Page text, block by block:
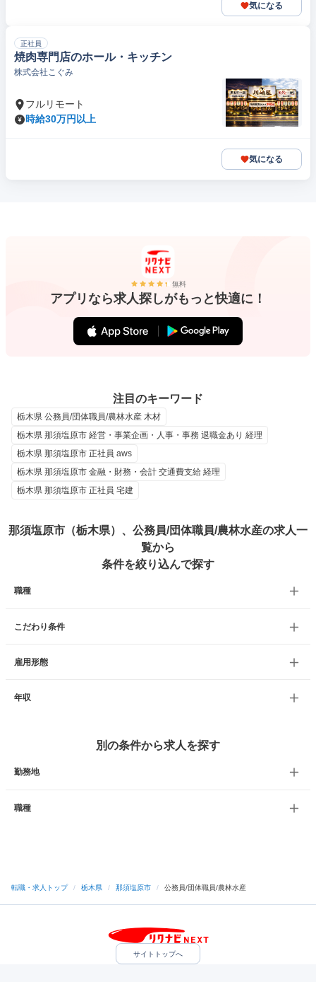
気になる
正社員
焼肉専門店のホール・キッチン
株式会社こぐみ
フルリモート
時給30万円以上
気になる
無料
アプリなら求人探しがもっと快適に！
注目のキーワード
栃木県 公務員/団体職員/農林水産 木材
栃木県 那須塩原市 経営・事業企画・人事・事務 退職金あり 経理
栃木県 那須塩原市 正社員 aws
栃木県 那須塩原市 金融・財務・会計 交通費支給 経理
栃木県 那須塩原市 正社員 宅建
那須塩原市（栃木県）、公務員/団体職員/農林水産の求人一
覧から
条件を絞り込んで探す
職種
こだわり条件
雇用形態
年収
別の条件から求人を探す
勤務地
職種
転職・求人トップ / 栃木県 / 那須塩原市 / 公務員/団体職員/農林水産
サイトトップへ